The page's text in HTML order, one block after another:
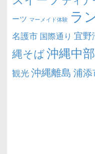
ーツ マーメイド体験 ラ
名護市 国際通り 宜野
縄そば沖縄中部
観光沖縄離島 浦添